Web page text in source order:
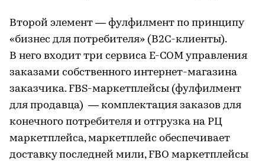
Второй элемент — фулфилмент по принципу
«бизнес для потребителя» (B2С-клиенты).
В него входит три сервиса E-COM управления
заказами собственного интернет-магазина
заказчика. FBS-маркетплейсы (фулфилмент
для продавца) — комплектация заказов для
конечного потребителя и отгрузка на РЦ
маркетплейса, маркетплейс обеспечивает
доставку последней мили, FBO маркетплейсы